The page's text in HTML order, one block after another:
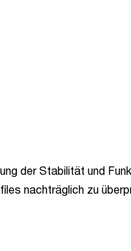
der Stabilität und
nachträglich zu